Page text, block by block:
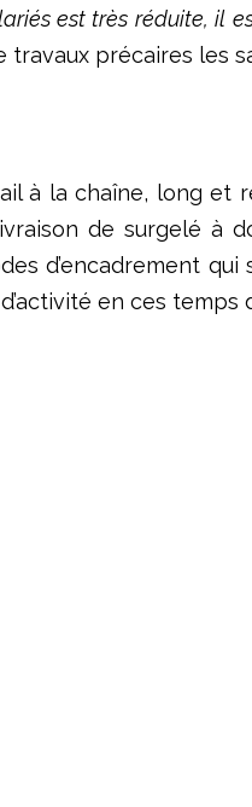
est très réduite, il
travaux précaires les
à la chaîne, long
de surgelé
d’encadrement
en ces